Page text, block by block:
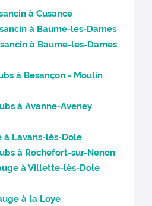
à Cusance
à Baume-les-Dames
à Baume-les-Dames
à Besançon - Moulin
à Avanne-Aveney
à Lavans-lès-Dole
à Rochefort-sur-Nenon
à Villette-lès-Dole
à la Loye